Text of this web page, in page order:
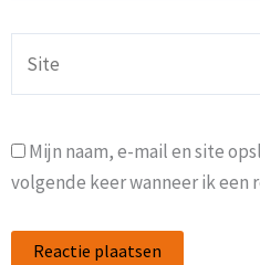
Mijn naam, e-mail en site
volgende keer wanneer ik een